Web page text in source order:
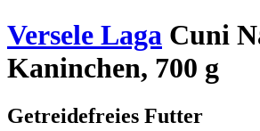
Versele Laga Cuni
Kaninchen, 700 g
Getreidefreies Futter